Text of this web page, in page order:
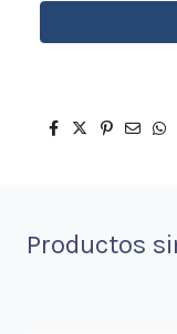
Productos